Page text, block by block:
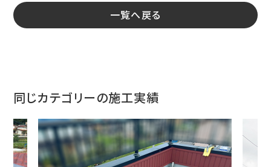
一覧へ戻る
同じカテゴリーの施工実績